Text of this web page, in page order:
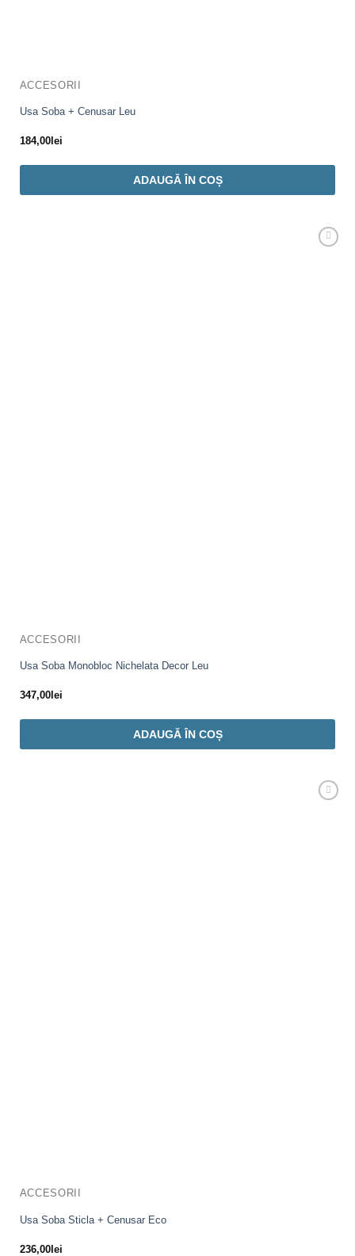
ACCESORII
Usa Soba + Cenusar Leu
184,00lei
ADAUGĂ ÎN COȘ
ACCESORII
Usa Soba Monobloc Nichelata Decor Leu
347,00lei
ADAUGĂ ÎN COȘ
ACCESORII
Usa Soba Sticla + Cenusar Eco
236,00lei